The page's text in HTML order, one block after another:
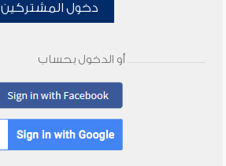
دخول المشتركين
أو الدخول بحساب